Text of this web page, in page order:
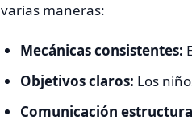
varias maneras:
Mecánicas consistentes:
Objetivos claros: Los
Comunicación